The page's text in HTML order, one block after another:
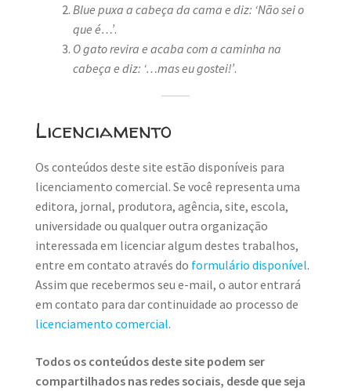
Blue puxa a cabeça da cama e diz: ‘Não sei o
que é…’.
O gato revira e acaba com a caminha na
cabeça e diz: ‘…mas eu gostei!’.
Licenciamento
Os conteúdos deste site estão disponíveis para
licenciamento comercial. Se você representa uma
editora, jornal, produtora, agência, site, escola,
universidade ou qualquer outra organização
interessada em licenciar algum destes trabalhos,
entre em contato através do formulário disponível.
Assim que recebermos seu e-mail, o autor entrará
em contato para dar continuidade ao processo de
licenciamento comercial.
Todos os conteúdos deste site podem ser
compartilhados nas redes sociais, desde que seja